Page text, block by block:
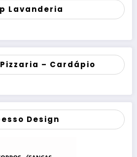
Lavanderia
– Cardápio
Design